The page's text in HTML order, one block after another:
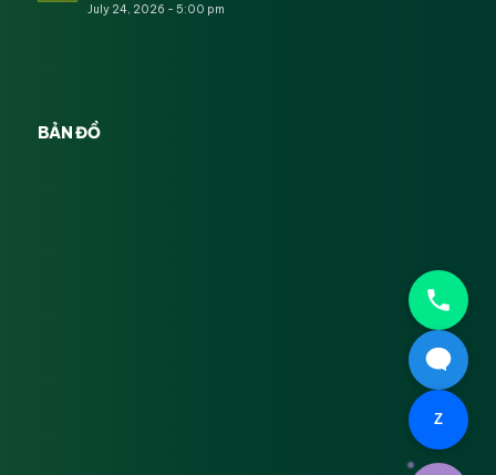
July 24, 2026 - 5:00 pm
BẢN ĐỒ
Z